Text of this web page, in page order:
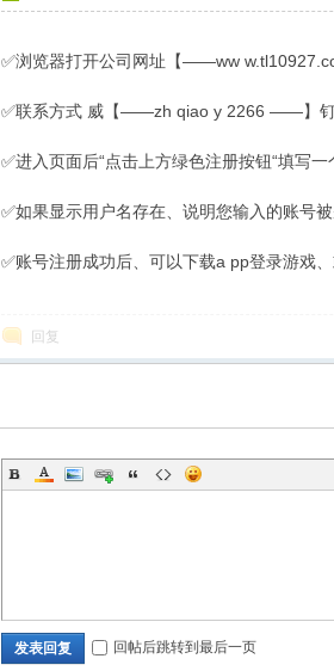
✅浏览器打开公司网址【——ww
✅联系方式 威【——zh qiao y 2266 ——】
✅进入页面后“点击上方绿色注册按钮“填写
✅如果显示用户名存在、说明您输入的账号
✅账号注册成功后、可以下载a pp登录游戏
回复
发表回复 回帖后跳转到最后一页